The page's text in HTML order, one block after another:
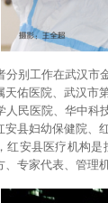
分别工作在武汉市
天佑医院、武汉市
人民医院、华中科
安县妇幼保健院、
红安县医疗机构
、专家代表、管理